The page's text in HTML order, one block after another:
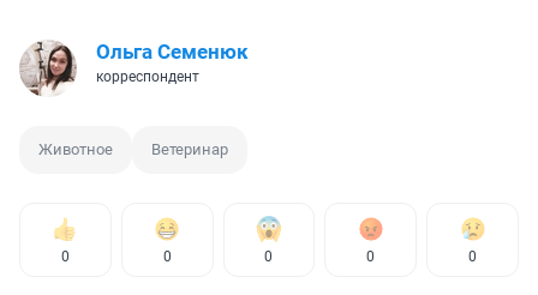
Ольга Семенюк
корреспондент
Животное Ветеринар
0 0 0 0 0